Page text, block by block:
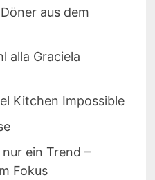
aus dem
alla Graciela
Kitchen Impossible
ein Trend –
Fokus